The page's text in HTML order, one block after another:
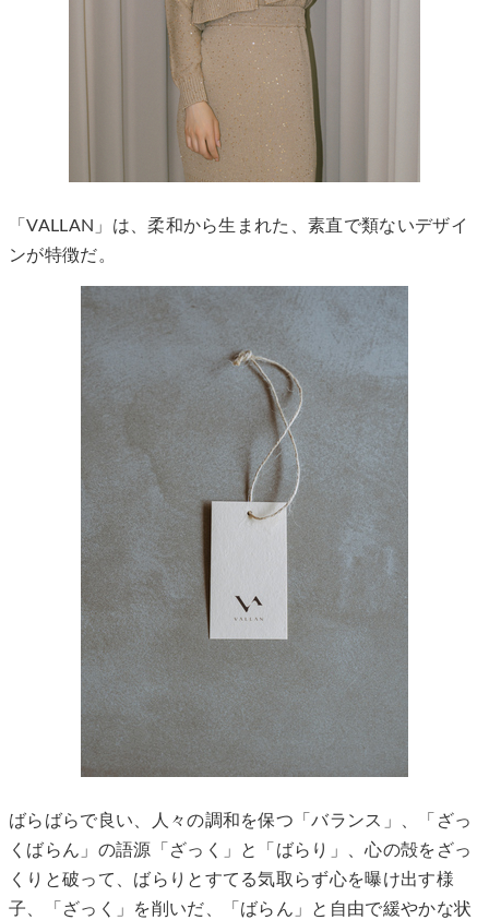
「VALLAN」は、柔和から生まれた、素直で類ないデザイ
ンが特徴だ。
ばらばらで良い、人々の調和を保つ「バランス」、「ざっ
くばらん」の語源「ざっく」と「ばらり」、心の殻をざっ
くりと破って、ばらりとすてる気取らず心を曝け出す様
子、「ざっく」を削いだ、「ばらん」と自由で緩やかな状